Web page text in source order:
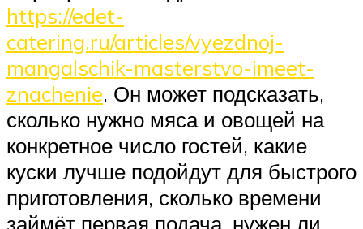
https://edet-
catering.ru/articles/vyezdnoj-
mangalschik-masterstvo-imeet-
znachenie. Он может подсказать,
сколько нужно мяса и овощей на
конкретное число гостей, какие
куски лучше подойдут для быстрого
приготовления, сколько времени
займёт первая подача, нужен ли